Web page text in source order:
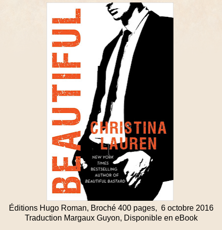
Éditions Hugo Roman, Broché 400 pages, 6 octobre 2016
Traduction Margaux Guyon, Disponible en eBook